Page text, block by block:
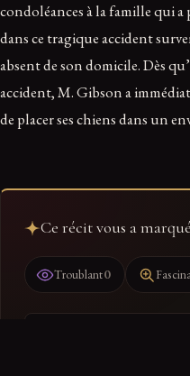
condoléances à la famille qui
dans ce tragique accident
absent de son domicile. Dès
accident, M. Gibson a
de placer ses chiens dans un
Ce récit vous a
Troublant0